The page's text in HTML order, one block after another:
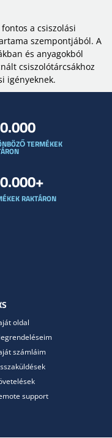
a csiszolási
szempontjából. A
és anyagokból
csiszolótárcsákhoz
igényeknek.
TERMÉKEK
RAKTÁRON
oldal
számláim
support